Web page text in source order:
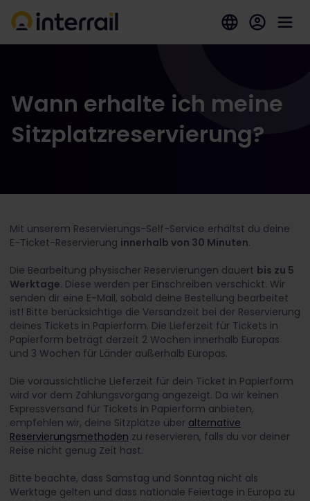
Wann erhalte ich meine
Sitzplatzreservierung?
Mit unserem Reservierungs-Self-Service erhältst du deine
E-Ticket-Reservierung innerhalb von 30 Minuten.
Die Bearbeitung physischer Reservierungen dauert bis zu 5
Werktage. Diese werden per Einschreiben verschickt. Wir
senden dir eine E-Mail, sobald deine Bestellung bearbeitet
ist! Bitte berücksichtige die Versandzeit bei der Reservierung
deines Tickets in Papierform. Die Lieferzeit für Tickets in
Papierform beträgt derzeit 2 Wochen innerhalb Europas
und 3 Wochen für Länder außerhalb Europas.
Die voraussichtliche Lieferzeit für dein Ticket in Papierform
wird vor dem Zahlungsvorgang angezeigt. Da wir keinen
Expressversand für Tickets in Papierform anbieten,
empfehlen wir, deine Sitzplätze über alternative
Reservierungsmethoden zu reservieren, falls du vor deiner
Reise nicht genug Zeit hast.
Bitte beachte, dass Samstag und Sonntag nicht als
Werktage gelten und dass nationale Feiertage in Europa zu